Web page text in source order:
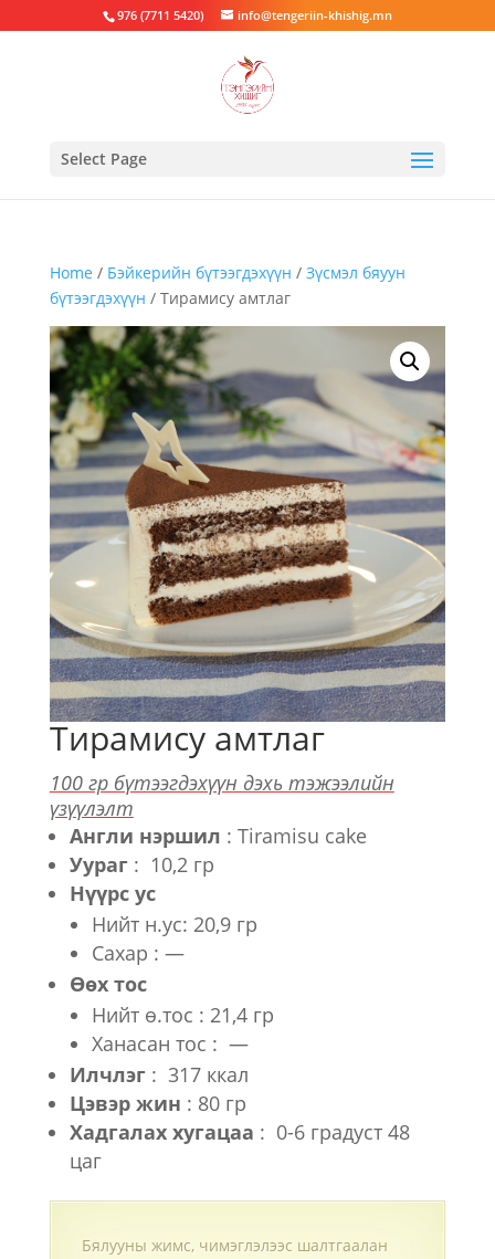
976 (7711 5420) info@tengeriin-khishig.mn
Select Page
Home / Бэйкерийн бүтээгдэхүүн / Зүсмэл бяуун
бүтээгдэхүүн / Тирамису амтлаг
Тирамису амтлаг
100 гр бүтээгдэхүүн дэхь тэжээлийн
үзүүлэлт
Англи нэршил : Tiramisu cake
Уураг: 10,2 гр
Нүүрс ус
Нийт н.ус: 20,9 гр
Сахар : —
Өөх тос
Нийт ө.тос : 21,4 гр
Ханасан тос : —
Илчлэг: 317 ккал
Цэвэр жин : 80 гр
Хадгалах хугацаа : 0-6 градуст 48
цаг
Бялууны жимс, чимэглэлээс шалтгаалан